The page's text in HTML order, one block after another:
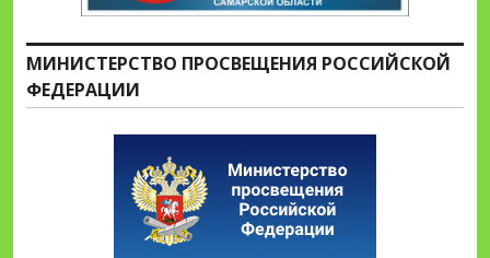
МИНИСТЕРСТВО ПРОСВЕЩЕНИЯ РОССИЙСКОЙ
ФЕДЕРАЦИИ